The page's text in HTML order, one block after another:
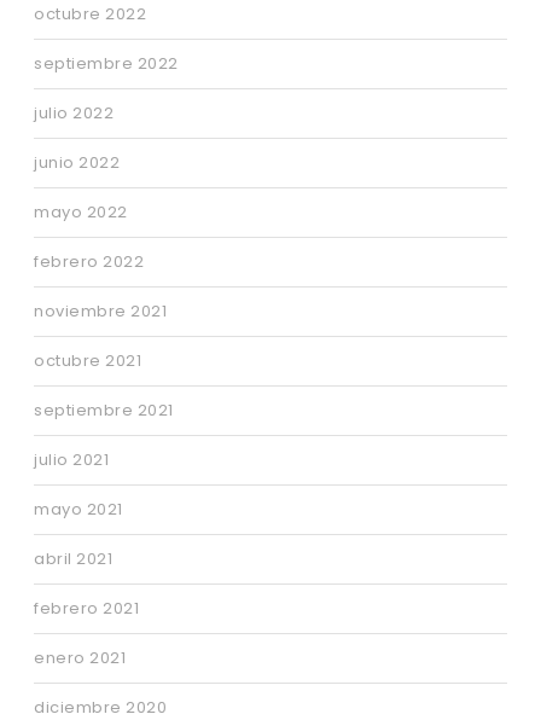
octubre 2022
septiembre 2022
julio 2022
junio 2022
mayo 2022
febrero 2022
noviembre 2021
octubre 2021
septiembre 2021
julio 2021
mayo 2021
abril 2021
febrero 2021
enero 2021
diciembre 2020